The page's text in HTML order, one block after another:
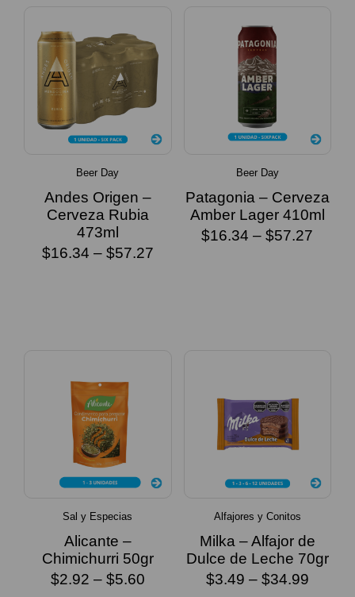
Beer Day
Andes Origen –
Cerveza Rubia
473ml
$16.34 – $57.27
Beer Day
Patagonia – Cerveza
Amber Lager 410ml
$16.34 – $57.27
Sal y Especias
Alicante –
Chimichurri 50gr
$2.92 – $5.60
Alfajores y Conitos
Milka – Alfajor de
Dulce de Leche 70gr
$3.49 – $34.99